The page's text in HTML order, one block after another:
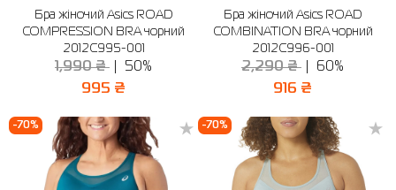
Сорочки
Термобілизна
Футболки
Шорти
Фітнес та йога
Skechers
The North Face
WHS
Напівчеревики
Сандалі
adidas
Larum
Бра жіночий Asics ROAD
COMPRESSION BRA чорний
2012C995-001
1,990 ₴ 50%
995 ₴
Бра жіночий Asics ROAD
COMBINATION BRA чорний
2012C996-001
2,290 ₴ 60%
916 ₴
-70% -70%